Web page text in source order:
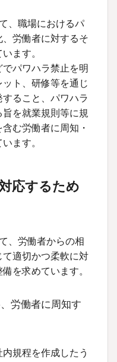
、職場におけるパ
労働者に対するそ
ます。
パワハラ禁止を明
ト、研修等を通じ
ること、パワハラ
を就業規則等に規
む労働者に周知・
ます。
応するため
、労働者からの相
適切かつ柔軟に対
を求めています。
労働者に周知す
規程を作成したう